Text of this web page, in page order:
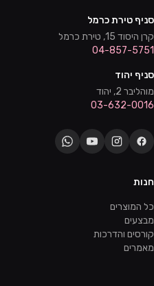
סניף טירת כרמל
קרן היסוד 15, טירת כרמל
04-857-5751
סניף יהוד
מוהליבר 2, יהוד
03-632-0016
חנות
כל המוצרים
מבצעים
קורסים והדרכות
מאמרים